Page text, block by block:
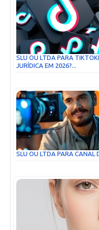
SLU OU LTDA PARA
JURÍDICA EM 2026?...
SLU OU LTDA PARA CANAL